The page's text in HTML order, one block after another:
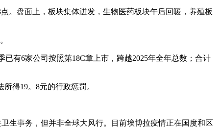
。盘面上，板块集体迸发，生物医药板块午后回暖，养殖板
有6家公司按照第18C章上市，跨越2025年全年总数；合计
得19。8元的行政惩罚。
事务，但并非全球大风行。目前埃博拉疫情正在国度和区